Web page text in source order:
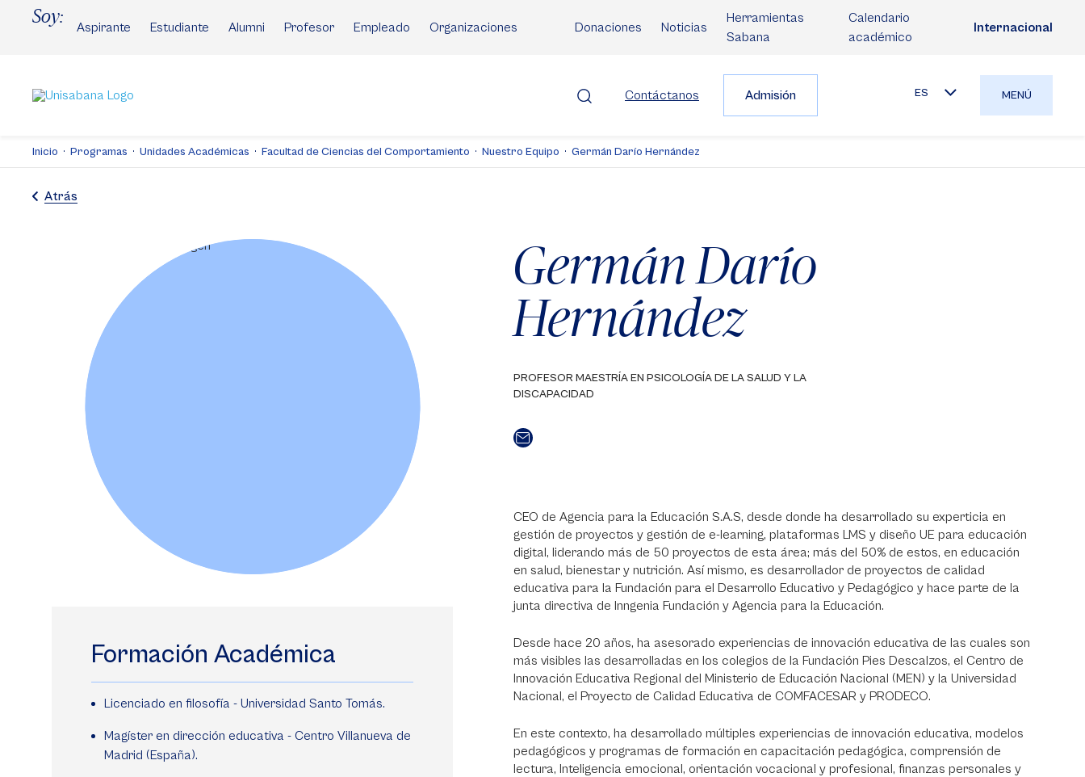
Soy:
Aspirante Estudiante Alumni Profesor Empleado Organizaciones Donaciones Noticias
Herramientas
Sabana
Calendario
académico
Internacional
Contáctanos Admisión ES MENÚ
Inicio Programas Unidades Académicas Facultad de Ciencias del Comportamiento Nuestro Equipo Germán Darío Hernández
Atrás
Germán Darío
Hernández
PROFESOR MAESTRÍA EN PSICOLOGÍA DE LA SALUD Y LA
DISCAPACIDAD
Formación Académica
Licenciado en filosofía - Universidad Santo Tomás.
Magíster en dirección educativa - Centro Villanueva de
Madrid (España).
CEO de Agencia para la Educación S.A.S, desde donde ha desarrollado su experticia en
gestión de proyectos y gestión de e-learning, plataformas LMS y diseño UE para educación
digital, liderando más de 50 proyectos de esta área; más del 50% de estos, en educación
en salud, bienestar y nutrición. Así mismo, es desarrollador de proyectos de calidad
educativa para la Fundación para el Desarrollo Educativo y Pedagógico y hace parte de la
junta directiva de Inngenia Fundación y Agencia para la Educación.
Desde hace 20 años, ha asesorado experiencias de innovación educativa de las cuales son
más visibles las desarrolladas en los colegios de la Fundación Pies Descalzos, el Centro de
Innovación Educativa Regional del Ministerio de Educación Nacional (MEN) y la Universidad
Nacional, el Proyecto de Calidad Educativa de COMFACESAR y PRODECO.
En este contexto, ha desarrollado múltiples experiencias de innovación educativa, modelos
pedagógicos y programas de formación en capacitación pedagógica, comprensión de
lectura, Inteligencia emocional, orientación vocacional y profesional, finanzas personales y